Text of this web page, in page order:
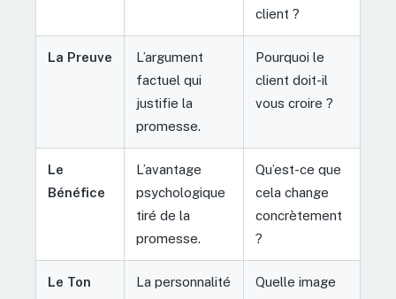
client ?
La Preuve
L’argument
factuel qui
justifie la
promesse.
Pourquoi le
client doit-il
vous croire ?
Le
Bénéfice
L’avantage
psychologique
tiré de la
promesse.
Qu’est-ce que
cela change
concrètement
?
Le Ton
La personnalité
Quelle image